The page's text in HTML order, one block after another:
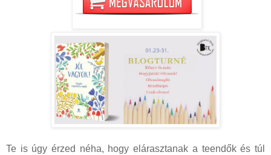
Te is úgy érzed néha, hogy elárasztanak a teendők és túl